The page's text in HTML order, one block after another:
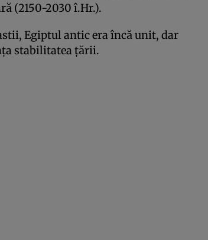
(2150-2030 î.Hr.).
Egiptul antic era încă unit, dar
stabilitatea țării.